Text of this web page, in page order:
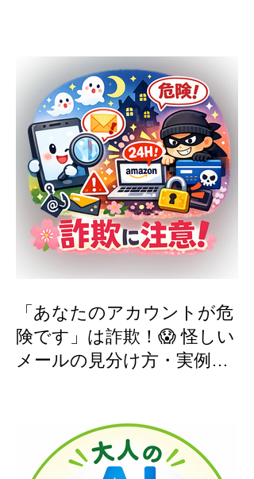
「あなたのアカウントが危
険です」は詐欺！😱 怪しい
メールの見分け方・実例つ